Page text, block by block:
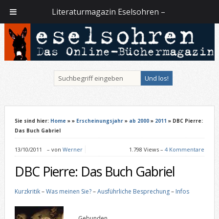
Sie sind hier: Home » » Erscheinungsjahr» ab 2000» 2011 » DBC Pierre:
Das Buch Gabriel
13/10/2011 – von Werner 1.798 Views –4 Kommentare
DBC Pierre: Das Buch Gabriel
Kurzkritik–Was meinen Sie?–Ausführliche Besprechung– Infos
Literaturmagazin Eselsohren –